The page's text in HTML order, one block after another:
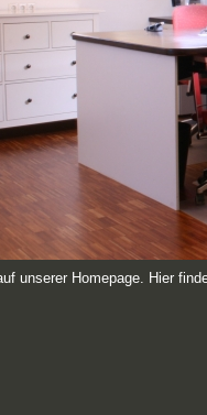
unserer Homepage. Hier